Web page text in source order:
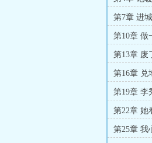
第7章 进城
第10章 做
第13章 废
第16章 兑
第19章 李
第22章 她
第25章 我